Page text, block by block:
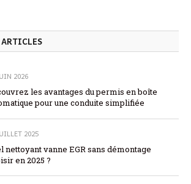
2026
les avantages du permis en boîte
pour une conduite simplifiée
2025
nettoyant vanne EGR sans démontage
en 2025 ?